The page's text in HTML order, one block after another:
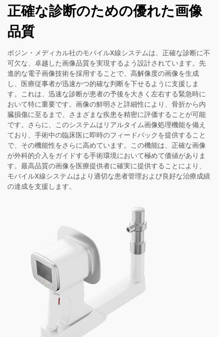
正確な診断のための優れた画像
品質
ボジン・メディカル社のモバイルX線システムは、正確な診断に不
可欠な、卓越した画像品質を実現するよう設計されています。先
進的な電子画像技術を採用することで、高解像度の画像を生成
し、医療従事者が迅速かつ的確な判断を下せるように支援しま
す。これは、迅速な診断が患者の予後を大きく左右する緊急時に
おいて特に重要です。画像の鮮明さと詳細性により、骨折から内
臓損傷に至るまで、さまざまな疾患を精密に評価することが可能
です。さらに、このシステムはリアルタイム画像処理機能を備え
ており、手術中の臨床医に即時のフィードバックを提供すること
で、その機能性をさらに高めています。この機能は、正確な画像
が外科的介入をガイドする手術環境において極めて価値がありま
す。最高品質の画像を医療提供者に確実に提供することにより、
モバイルX線システムはより適切な患者管理および良好な治療成績
の達成を支援します。